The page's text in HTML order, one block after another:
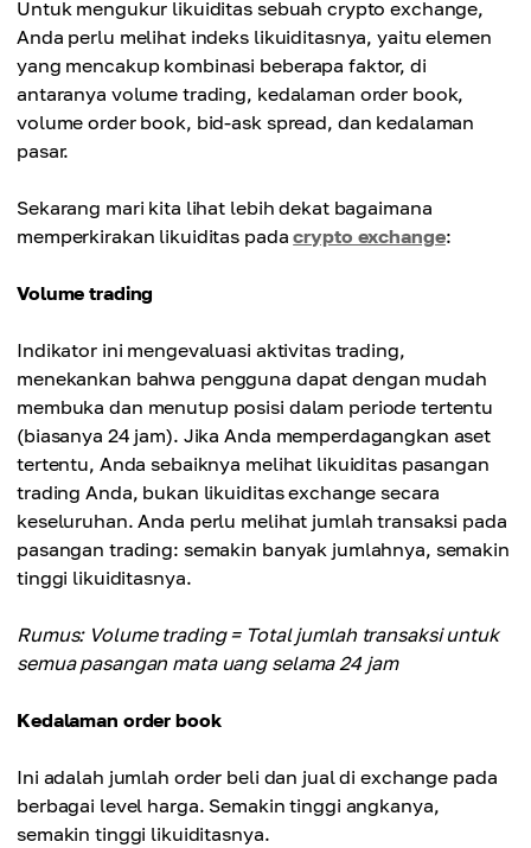
Untuk mengukur likuiditas sebuah crypto exchange,
Anda perlu melihat indeks likuiditasnya, yaitu elemen
yang mencakup kombinasi beberapa faktor, di
antaranya volume trading, kedalaman order book,
volume order book, bid-ask spread, dan kedalaman
pasar.
Sekarang mari kita lihat lebih dekat bagaimana
memperkirakan likuiditas padacrypto exchange:
Volume trading
Indikator ini mengevaluasi aktivitas trading,
menekankan bahwa pengguna dapat dengan mudah
membuka dan menutup posisi dalam periode tertentu
(biasanya 24 jam). Jika Anda memperdagangkan aset
tertentu, Anda sebaiknya melihat likuiditas pasangan
trading Anda, bukan likuiditas exchange secara
keseluruhan. Anda perlu melihat jumlah transaksi pada
pasangan trading: semakin banyak jumlahnya, semakin
tinggi likuiditasnya.
Rumus: Volume trading = Total jumlah transaksi untuk
semua pasangan mata uang selama 24 jam
Kedalaman order book
Ini adalah jumlah order beli dan jual di exchange pada
berbagai level harga. Semakin tinggi angkanya,
semakin tinggi likuiditasnya.